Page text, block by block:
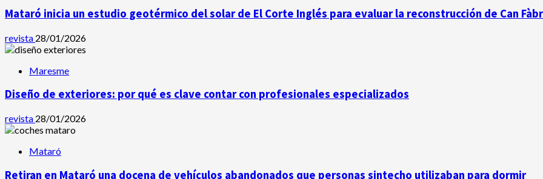
Mataró inicia un estudio geotérmico del solar de El Corte Inglés para evaluar la reconstrucción de Can
revista 28/01/2026
Maresme
Diseño de exteriores: por qué es clave contar con profesionales especializados
revista 28/01/2026
Mataró
Retiran en Mataró una docena de vehículos abandonados que personas sintecho utilizaban para dormir